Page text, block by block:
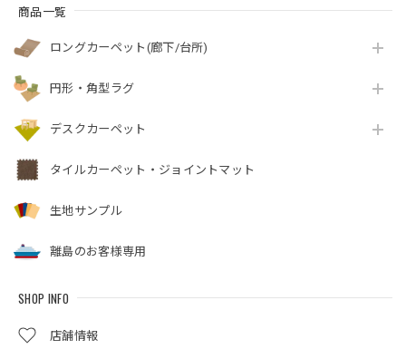
商品一覧
ロングカーペット(廊下/台所)
円形・角型ラグ
デスクカーペット
タイルカーペット・ジョイントマット
生地サンプル
離島のお客様専用
SHOP INFO
店舗情報